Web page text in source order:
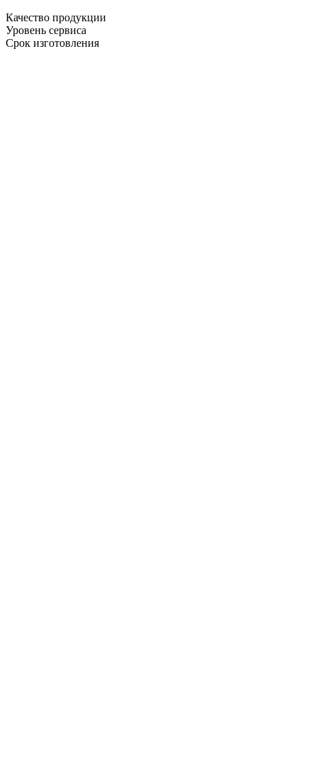
Качество продукции
Уровень сервиса
Срок изготовления